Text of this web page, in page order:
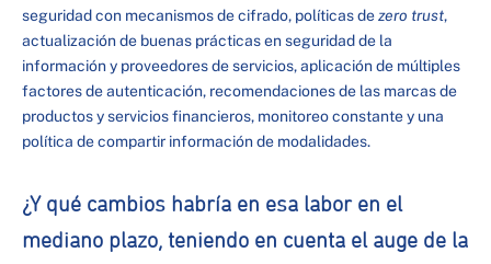
seguridad con mecanismos de cifrado, políticas dezero trust,
actualización de buenas prácticas en seguridad de la
información y proveedores de servicios, aplicación de múltiples
factores de autenticación, recomendaciones de las marcas de
productos y servicios financieros, monitoreo constante y una
política de compartir información de modalidades.
¿Y qué cambios habría en esa labor en el
mediano plazo, teniendo en cuenta el auge de la